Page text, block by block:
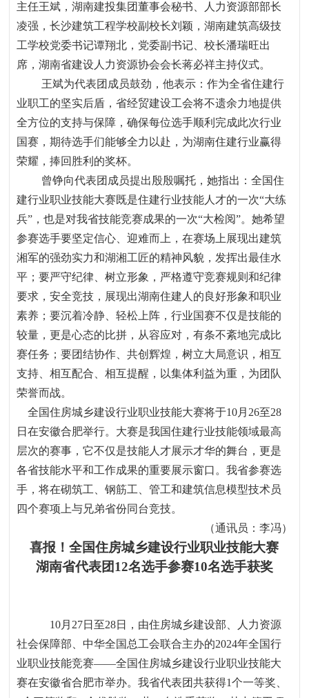
主任王斌，湖南建投集团董事会秘书、人力资源部部长
凌强，长沙建筑工程学校副校长刘颖，湖南建筑高级技
工学校党委书记谭翔北，党委副书记、校长潘瑞旺出
席，湖南省建设人力资源协会会长蒋必祥主持仪式。
王斌为代表团成员鼓劲，他表示：作为全省住建行
业职工的坚实后盾，省经贸建设工会将不遗余力地提供
全方位的支持与保障，确保每位选手顺利完成此次行业
国赛，期待选手们能够全力以赴，为湖南住建行业赢得
荣耀，捧回胜利的奖杯。
曾铮向代表团成员提出殷殷嘱托，她指出：全国住
建行业职业技能大赛既是住建行业技能人才的一次“大练
兵”，也是对我省技能竞赛成果的一次“大检阅”。她希望
参赛选手要坚定信心、迎难而上，在赛场上展现出建筑
湘军的强劲实力和湖湘工匠的精神风貌，发挥出最佳水
平；要严守纪律、树立形象，严格遵守竞赛规则和纪律
要求，安全竞技，展现出湖南住建人的良好形象和职业
素养；要沉着冷静、轻松上阵，行业国赛不仅是技能的
较量，更是心态的比拼，从容应对，有条不紊地完成比
赛任务；要团结协作、共创辉煌，树立大局意识，相互
支持、相互配合、相互提醒，以集体利益为重，为团队
荣誉而战。
全国住房城乡建设行业职业技能大赛将于10月 26至28
日在安徽合肥举行。大赛是我国住建行业技能领域最高
层次的赛事，它不仅是技能人才展示才华的舞台，更是
各省技能水平和工作成果的重要展示窗口。我省参赛选
手，将在砌筑工、钢筋工、管工和建筑信息模型技术员
四个赛项上与兄弟省份同台竞技。
（通讯员：李冯）
喜报！全国住房城乡建设行业职业技能大赛
湖南省代表团12名选手参赛10名选手获奖
10月 27日至28日，由住房城乡建设部、人力资源
社会保障部、中华全国总工会联合主办的2024年全国行
业职业技能竞赛——全国住房城乡建设行业职业技能大
赛在安徽省合肥市举办。我省代表团共获得1个一等奖、